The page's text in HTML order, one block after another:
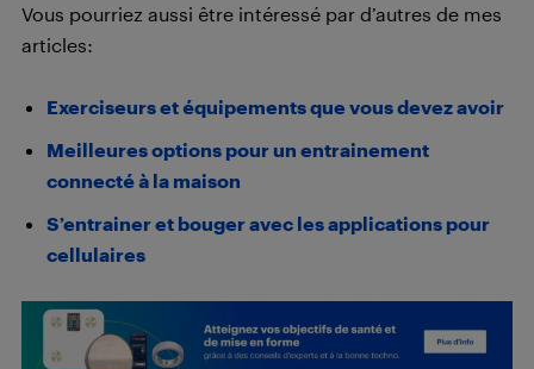
Vous pourriez aussi être intéressé par d’autres de mes
articles:
Exerciseurs et équipements que vous devez avoir
Meilleures options pour un entrainement
connecté à la maison
S’entrainer et bouger avec les applications pour
cellulaires